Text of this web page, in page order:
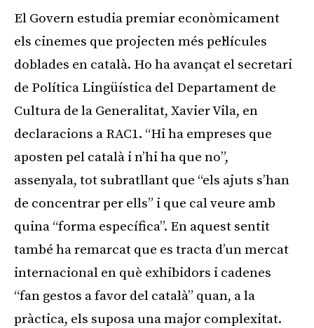
El Govern estudia premiar econòmicament
els cinemes que projecten més pel·lícules
doblades en català. Ho ha avançat el secretari
de Política Lingüística del Departament de
Cultura de la Generalitat, Xavier Vila, en
declaracions a RAC1. “Hi ha empreses que
aposten pel català i n’hi ha que no”,
assenyala, tot subratllant que “els ajuts s’han
de concentrar per ells” i que cal veure amb
quina “forma específica”. En aquest sentit
també ha remarcat que es tracta d’un mercat
internacional en què exhibidors i cadenes
“fan gestos a favor del català” quan, a la
pràctica, els suposa una major complexitat.